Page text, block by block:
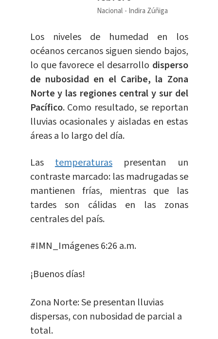
Nacional Indira Zúñiga
Los niveles de humedad en los
océanos cercanos siguen siendo bajos,
lo que favorece el desarrollo disperso
de nubosidad en el Caribe, la Zona
Norte y las regiones central y sur del
Pacífico. Como resultado, se reportan
lluvias ocasionales y aisladas en estas
áreas a lo largo del día.
Lastemperaturas
presentan un
contraste marcado: las madrugadas se
mantienen frías, mientras que las
tardes son cálidas en las zonas
centrales del país.
#IMN_Imágenes6:26 a.m.
¡Buenos días!
Zona Norte: Se presentan lluvias
dispersas, con nubosidad de parcial a
total.